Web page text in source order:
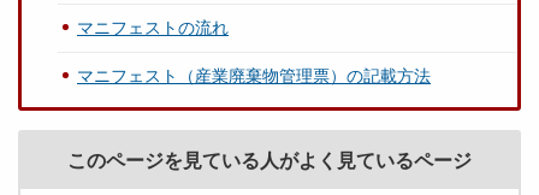
マニフェストの流れ
マニフェスト（産業廃棄物管理票）の記載方法
このページを見ている人がよく見ているページ